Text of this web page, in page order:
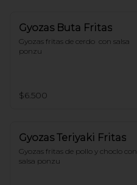
Gyozas Buta Fritas
Gyozas fritas de cerdo  con salsa
ponzu
$6.500
Gyozas Teriyaki Fritas
Gyozas fritas de pollo y choclo con
salsa ponzu